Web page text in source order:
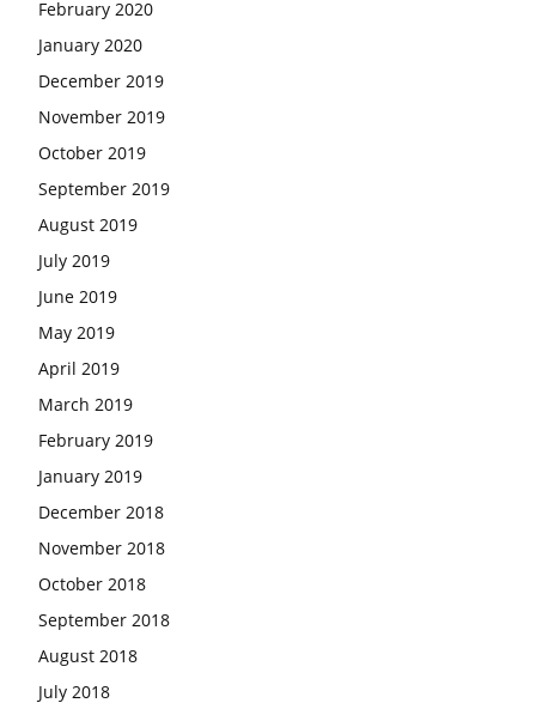
February 2020
January 2020
December 2019
November 2019
October 2019
September 2019
August 2019
July 2019
June 2019
May 2019
April 2019
March 2019
February 2019
January 2019
December 2018
November 2018
October 2018
September 2018
August 2018
July 2018